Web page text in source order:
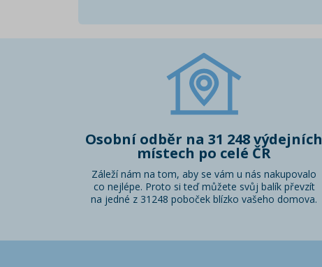
Osobní odběr na 31 248 výdejních
místech po celé ČR
Záleží nám na tom, aby se vám u nás nakupovalo
co nejlépe. Proto si teď můžete svůj balík převzít
na jedné z 31248 poboček blízko vašeho domova.